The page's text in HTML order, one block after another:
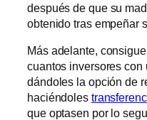
después de que su
obtenido tras empeñar
Más adelante,
cuantos inversores con
dándoles la opción de
haciéndoles
que optasen por lo